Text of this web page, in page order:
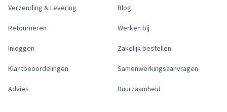
Verzending & Levering
Retourneren
Inloggen
Klantbeoordelingen
Advies
Blog
Werken bij
Zakelijk bestellen
Samenwerkingsaanvragen
Duurzaamheid